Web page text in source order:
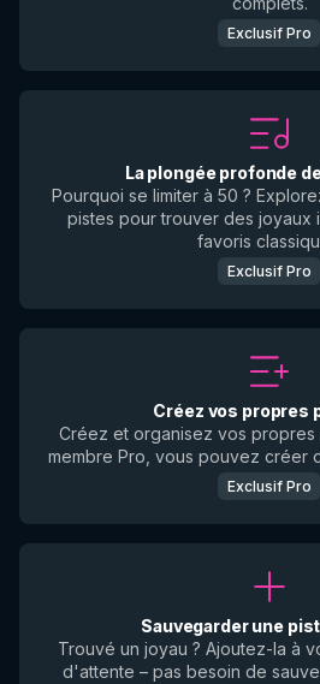
Exclusif Pro
La plongée profonde
Pourquoi se limiter à 50 ?
pistes pour trouver des joyaux
favoris
Exclusif Pro
Créez vos propres
Créez et organisez vos propres
membre Pro, vous pouvez créer
Exclusif Pro
Sauvegarder une
Trouvé un joyau ? Ajoutez-la à
d'attente – pas besoin de